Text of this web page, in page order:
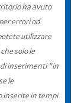
ha avuto
errori od
utilizzare
solo le
inserimenti "in
le
inserite in tempi